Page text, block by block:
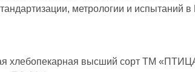
метрологии и испытаний
хлебопекарная высший сорт ТМ